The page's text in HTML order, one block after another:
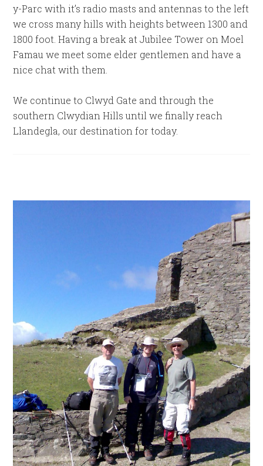
y-Parc with it’s radio masts and antennas to the left
we cross many hills with heights between 1300 and
1800 foot. Having a break at Jubilee Tower on Moel
Famau we meet some elder gentlemen and have a
nice chat with them.
We continue to Clwyd Gate and through the
southern Clwydian Hills until we finally reach
Llandegla, our destination for today.